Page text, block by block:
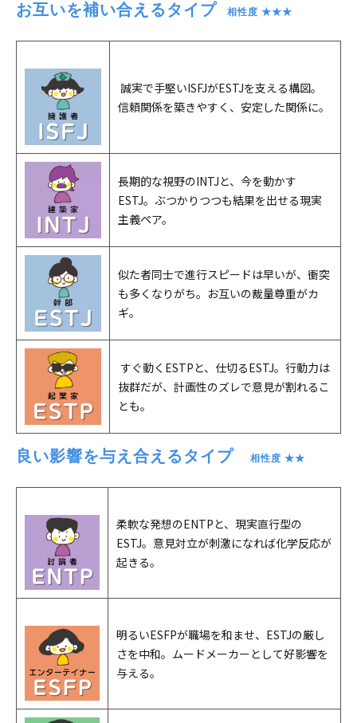
お互いを補い合えるタイプ 相性度 ★★★
誠実で手堅いISFJがESTJを支える構図。
信頼関係を築きやすく、安定した関係に。
長期的な視野のINTJと、今を動かす
ESTJ。ぶつかりつつも結果を出せる現実
主義ペア。
似た者同士で進行スピードは早いが、衝突
も多くなりがち。お互いの裁量尊重がカ
ギ。
すぐ動くESTPと、仕切るESTJ。行動力は
抜群だが、計画性のズレで意見が割れるこ
とも。
良い影響を与え合えるタイプ 相性度 ★★
柔軟な発想のENTPと、現実直行型の
ESTJ。意見対立が刺激になれば化学反応が
起きる。
明るいESFPが職場を和ませ、ESTJの厳し
さを中和。ムードメーカーとして好影響を
与える。